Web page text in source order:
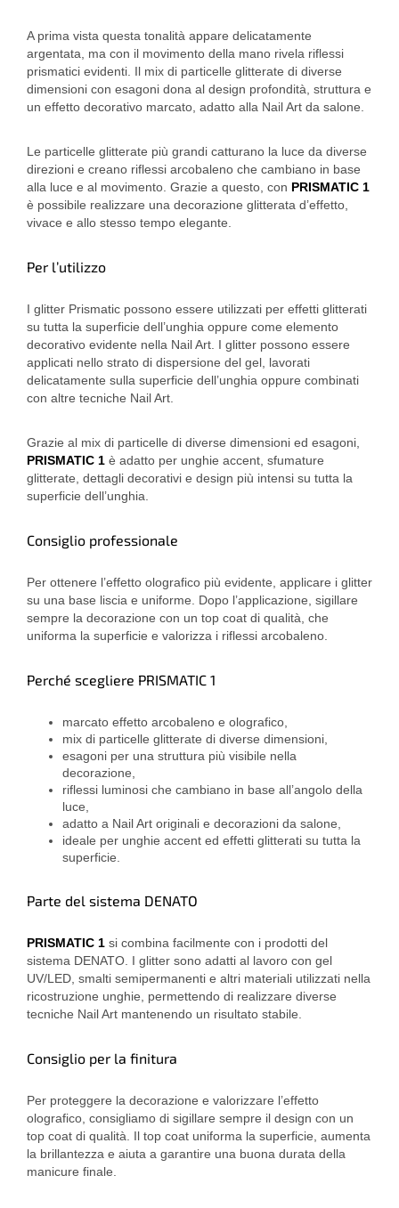
A prima vista questa tonalità appare delicatamente
argentata, ma con il movimento della mano rivela riflessi
prismatici evidenti. Il mix di particelle glitterate di diverse
dimensioni con esagoni dona al design profondità, struttura e
un effetto decorativo marcato, adatto alla Nail Art da salone.
Le particelle glitterate più grandi catturano la luce da diverse
direzioni e creano riflessi arcobaleno che cambiano in base
alla luce e al movimento. Grazie a questo, con PRISMATIC 1
è possibile realizzare una decorazione glitterata d’effetto,
vivace e allo stesso tempo elegante.
Per l’utilizzo
I glitter Prismatic possono essere utilizzati per effetti glitterati
su tutta la superficie dell’unghia oppure come elemento
decorativo evidente nella Nail Art. I glitter possono essere
applicati nello strato di dispersione del gel, lavorati
delicatamente sulla superficie dell’unghia oppure combinati
con altre tecniche Nail Art.
Grazie al mix di particelle di diverse dimensioni ed esagoni,
PRISMATIC 1 è adatto per unghie accent, sfumature
glitterate, dettagli decorativi e design più intensi su tutta la
superficie dell’unghia.
Consiglio professionale
Per ottenere l’effetto olografico più evidente, applicare i glitter
su una base liscia e uniforme. Dopo l’applicazione, sigillare
sempre la decorazione con un top coat di qualità, che
uniforma la superficie e valorizza i riflessi arcobaleno.
Perché scegliere PRISMATIC 1
marcato effetto arcobaleno e olografico,
mix di particelle glitterate di diverse dimensioni,
esagoni per una struttura più visibile nella
decorazione,
riflessi luminosi che cambiano in base all’angolo della
luce,
adatto a Nail Art originali e decorazioni da salone,
ideale per unghie accent ed effetti glitterati su tutta la
superficie.
Parte del sistema DENATO
PRISMATIC 1 si combina facilmente con i prodotti del
sistema DENATO. I glitter sono adatti al lavoro con gel
UV/LED, smalti semipermanenti e altri materiali utilizzati nella
ricostruzione unghie, permettendo di realizzare diverse
tecniche Nail Art mantenendo un risultato stabile.
Consiglio per la finitura
Per proteggere la decorazione e valorizzare l’effetto
olografico, consigliamo di sigillare sempre il design con un
top coat di qualità. Il top coat uniforma la superficie, aumenta
la brillantezza e aiuta a garantire una buona durata della
manicure finale.